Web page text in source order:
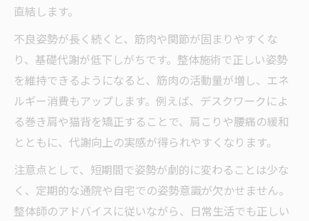
直結します。
不良姿勢が長く続くと、筋肉や関節が固まりやすくな
り、基礎代謝が低下しがちです。整体施術で正しい姿勢
を維持できるようになると、筋肉の活動量が増し、エネ
ルギー消費もアップします。例えば、デスクワークによ
る巻き肩や猫背を矯正することで、肩こりや腰痛の緩和
とともに、代謝向上の実感が得られやすくなります。
注意点として、短期間で姿勢が劇的に変わることは少な
く、定期的な通院や自宅での姿勢意識が欠かせません。
整体師のアドバイスに従いながら、日常生活でも正しい